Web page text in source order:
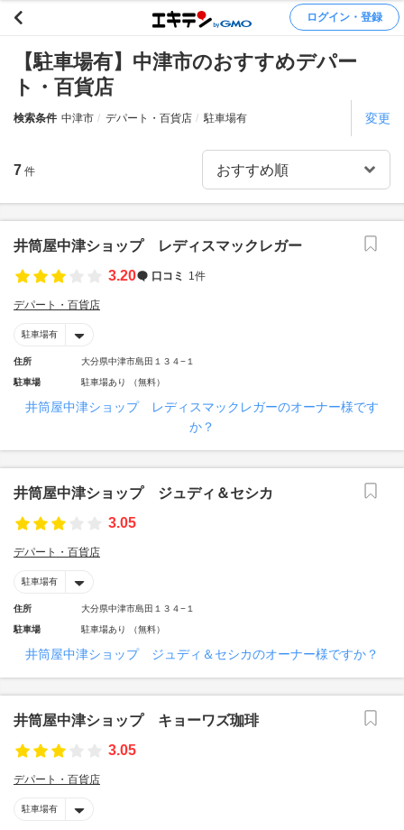
ログイン・登録
【駐車場有】中津市のおすすめデパー
ト・百貨店
検索条件 中津市 デパート・百貨店 駐車場有 変更
7 件
井筒屋中津ショップ レディスマックレガー
3.20
口コミ 1件
デパート・百貨店
駐車場有
住所 大分県中津市島田１３４−１
駐車場 駐車場あり （無料）
井筒屋中津ショップ レディスマックレガーのオーナー様です
か？
井筒屋中津ショップ ジュディ＆セシカ
3.05
デパート・百貨店
駐車場有
住所 大分県中津市島田１３４−１
駐車場 駐車場あり （無料）
井筒屋中津ショップ ジュディ＆セシカのオーナー様ですか？
井筒屋中津ショップ キョーワズ珈琲
3.05
デパート・百貨店
駐車場有